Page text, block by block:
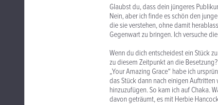
Glaubst du, dass dein jüngeres
Nein, aber ich finde es schön den
die sie verstehen, ohne damit
Gegenwart zu bringen. Ich versuche
Wenn du dich entscheidest ein Stück
zu diesem Zeitpunkt an die Besetzung?
„Your Amazing Grace“ habe ich
das Stück dann nach einigen
hinzuzufügen. So kam ich auf Chaka.
davon geträumt, es mit Herbie